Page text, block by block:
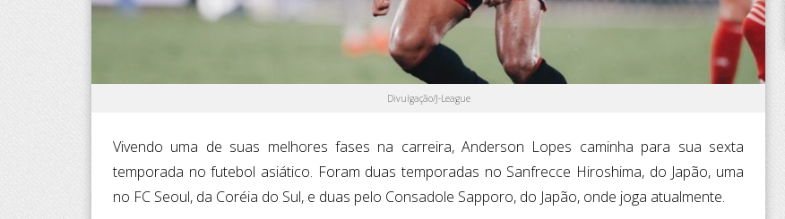
Divulgação/J-League
Vivendo uma de suas melhores fases na carreira, Anderson Lopes caminha para sua sexta
temporada no futebol asiático. Foram duas temporadas no Sanfrecce Hiroshima, do Japão, uma
no FC Seoul, da Coréia do Sul, e duas pelo Consadole Sapporo, do Japão, onde joga atualmente.